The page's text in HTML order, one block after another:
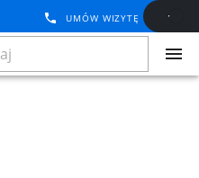
UMÓW WIZYTĘ